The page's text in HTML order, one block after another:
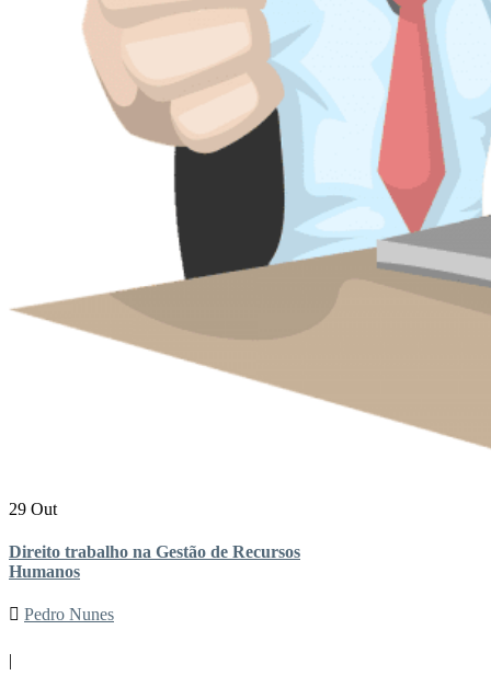
29 Out
Direito trabalho na Gestão de Recursos
Humanos
Pedro Nunes
|